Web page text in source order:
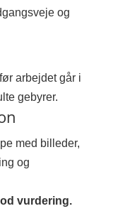
og
arbejdet går i
gebyrer.
med billeder,
og
vurdering.